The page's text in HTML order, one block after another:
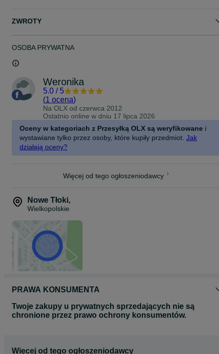
ZWROTY
OSOBA PRYWATNA
Weronika
5.0 / 5
(1 ocena)
Na OLX od czerwca 2012
Ostatnio online w dniu 17 lipca 2026
Oceny w kategoriach z Przesyłką OLX są weryfikowane i
wystawiane tylko przez osoby, które kupiły przedmiot. Jak
działają oceny?
Więcej od tego ogłoszeniodawcy
Nowe Tłoki,
Wielkopolskie
PRAWA KONSUMENTA
Twoje zakupy u prywatnych sprzedających nie są
chronione przez prawo ochrony konsumentów.
Więcej od tego ogłoszeniodawcy